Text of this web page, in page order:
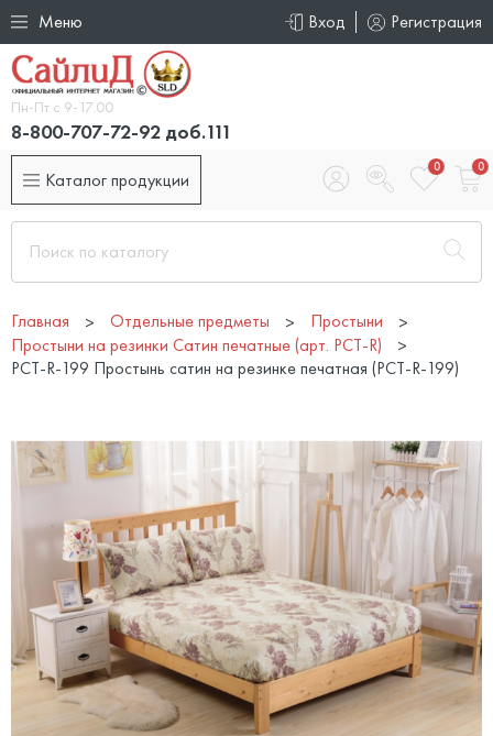
Меню Вход Регистрация
Пн-Пт с 9-17.00
8-800-707-72-92 доб.111
Каталог продукции
0 0
Главная Отдельные предметы
Простыни
Простыни на резинки Сатин печатные (арт. PCT-R)
PCT-R-199 Простынь сатин на резинке печатная (PCT-R-199)